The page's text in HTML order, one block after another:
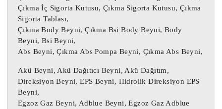
Oto beyni, Oto beyinci, Abs beyni, Çıkma
Abs beyni,
Çıkma Motor beyni, Çıkma Oto beyin,
Çıkma Motor beyini, Çıkma Oto beyni,
Şanzıman Beyni, Otomatik Şanzıman Beyni,
Çıkma Otomatik Şanzıman Beyni, Çıkma
Çıkma İç Sigorta Kutusu, Çıkma Sigorta Kutusu, Çıkma
Sigorta Tablası,
Çıkma Body Beyni, Çıkma Bsi Body Beyni, Body
Beyni, Bsi Beyni,
Abs Beyni, Çıkma Abs Pompa Beyni, Çıkma Abs Beyni,
Akü Beyni, Akü Dağıtıcı Beyni, Akü Dağıtım,
Direksiyon Beyni, EPS Beyni, Hidrolik Direksiyon EPS
Beyni,
Egzoz Gaz Beyni, Adblue Beyni, Egzoz Gaz Adblue